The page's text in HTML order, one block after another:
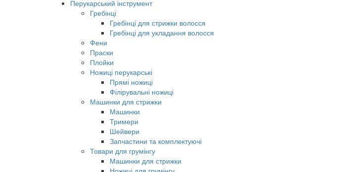
Перукарський інструмент
Гребінці
Гребінці для стрижки волосся
Гребінці для укладання волосся
Фени
Праски
Плойки
Ножиці перукарські
Прямі ножиці
Філірувальні ножиці
Машинки для стрижки
Машинки
Тримери
Шейвери
Запчастини та комплектуючі
Товари для грумінгу
Машинки для стрижки